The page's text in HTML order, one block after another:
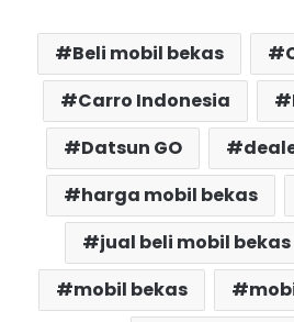
Beli mobil bekas
Carro Indonesia
Datsun GO
harga mobil bekas
jual beli mobil bekas
mobil bekas